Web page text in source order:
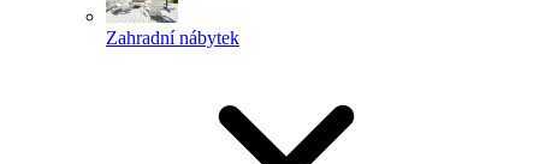
Zahradní nábytek